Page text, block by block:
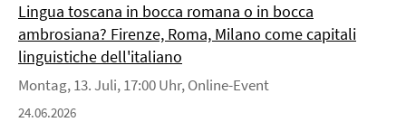
Lingua toscana in bocca romana o in bocca
ambrosiana? Firenze, Roma, Milano come capitali
linguistiche dell'italiano
Montag, 13. Juli, 17:00 Uhr, Online-Event
24.06.2026